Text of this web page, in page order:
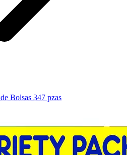
Bolsas 347 pzas